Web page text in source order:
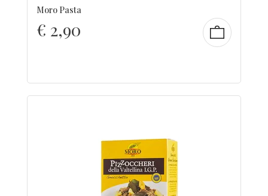
Moro Pasta
€ 2,90